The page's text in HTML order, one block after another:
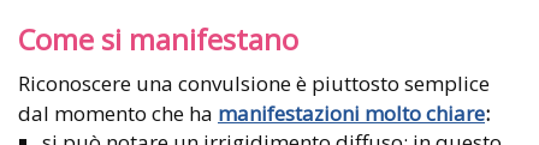
Come si manifestano
Riconoscere una convulsione è piuttosto semplice
dal momento che ha manifestazioni molto chiare: